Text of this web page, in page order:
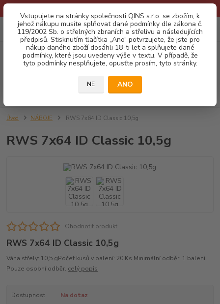
Vstupujete na stránky společnosti QINS s.r.o. se zbožím, k
jehož nákupu musíte splňovat dané podmínky dle zákona č.
119/2002 Sb. o střelných zbraních a střelivu a následujících
předpisů. Stisknutím tlačítka „Ano“ potvrzujete, že jste pro
nákup daného zboží dosáhli 18-ti let a splňujete dané
podmínky, které jsou uvedeny výše v textu. V případě, že
tyto podmínky nesplňujete, opusťte prosím, tyto stránky.
NE ANO
Menu
CZK 0
za0,00 Kč
Úvod NÁBOJE RWS 7x64 ID Classic 10,5g
RWS 7x64 ID Classic 10,5g
Ohodnotit produkt
RWS 7x64 ID Classic 10,5g
Váha střely: 10,5 gPočet kusů v balení: 20 Ks Minimální odběr: 1 balení
Pouze osobní odběr. celý popis
Dostupnost
Na dotaz